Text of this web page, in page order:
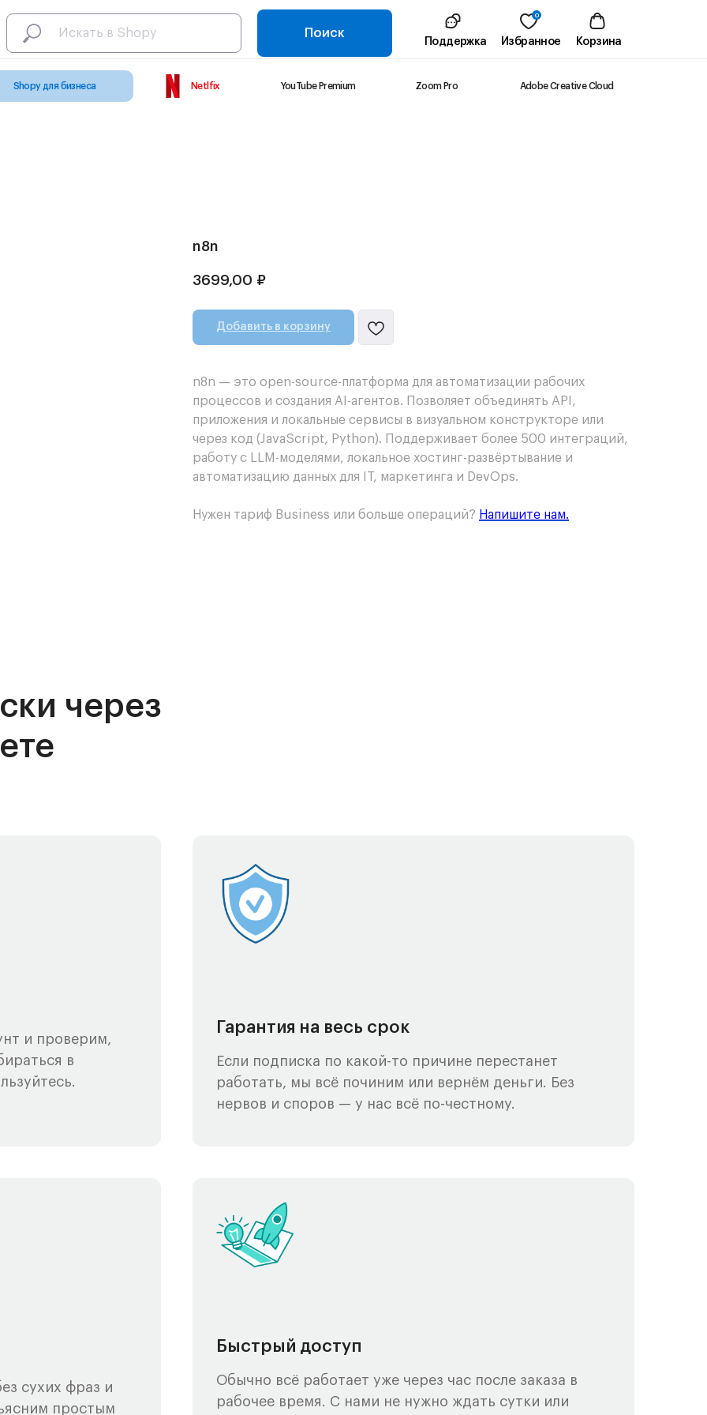
Корзина
Избранное
Поддержка
Поиск
0
Shopy для бизнеса Netlfix YouTube Premium Adobe Creative Cloud
Zoom Pro
n8n
3699,00 ₽
Добавить в корзину
n8n — это open-source-платформа для автоматизации рабочих
процессов и создания AI-агентов. Позволяет объединять API,
приложения и локальные сервисы в визуальном конструкторе или
через код (JavaScript, Python). Поддерживает более 500 интеграций,
работу с LLM-моделями, локальное хостинг-развёртывание и
автоматизацию данных для IT, маркетинга и DevOps.
Нужен тариф Business или больше операций? Напишите нам.
через
и проверим,
в
Гарантия на весь срок
Если подписка по какой-то причине перестанет
работать, мы всё починим или вернём деньги. Без
нервов и споров — у нас всё по-честному.
сухих фраз и
простым
Быстрый доступ
Обычно всё работает уже через час после заказа в
рабочее время. С нами не нужно ждать сутки или